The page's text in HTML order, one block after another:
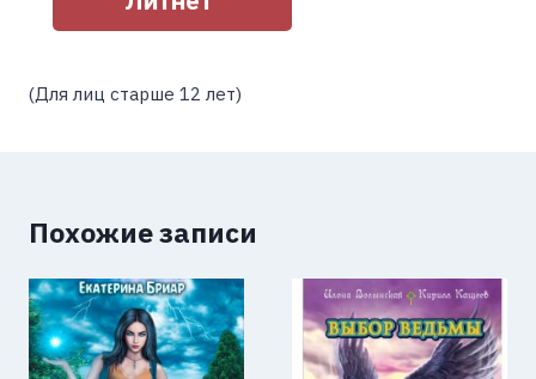
(Для лиц старше 12 лет)
Похожие записи